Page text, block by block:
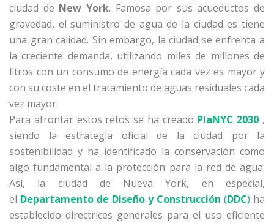
ciudad de New York. Famosa por sus acueductos de
gravedad, el suministro de agua de la ciudad es tiene
una gran calidad. Sin embargo, la ciudad se enfrenta a
la creciente demanda, utilizando miles de millones de
litros con un consumo de energía cada vez es mayor y
con su coste en el tratamiento de aguas residuales cada
vez mayor.
Para afrontar estos retos se ha creado PlaNYC 2030 ,
siendo la estrategia oficial de la ciudad por la
sostenibilidad y ha identificado la conservación como
algo fundamental a la protección para la red de agua.
Así, la ciudad de Nueva York, en especial,
el Departamento de Diseño y Construcción (DDC) ha
establecido directrices generales para el uso eficiente